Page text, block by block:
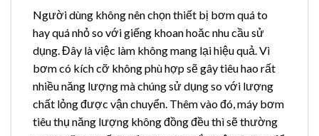
Người dùng không nên chọn thiết bị bơm quá to
hay quá nhỏ so với giếng khoan hoăc nhu cầu sử
dụng. Đây là việc làm không mang lại hiệu quả. Vì
bơm có kích cỡ không phù hợp sẽ gây tiêu hao rất
nhiều năng lượng mà chúng sử dụng so với lượng
chất lỏng được vận chuyển. Thêm vào đó, máy bơm
tiêu thụ năng lượng không đồng đều thì sẽ thường